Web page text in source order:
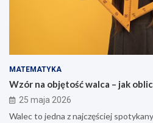
MATEMATYKA
Wzór na objętość walca – jak
25 maja 2026
Walec to jedna z najczęściej